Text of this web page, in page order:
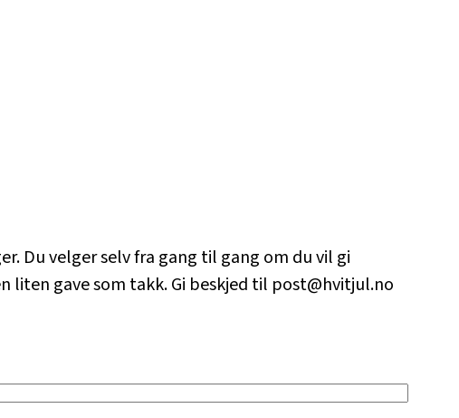
Du velger selv fra gang til gang om du vil gi
liten gave som takk. Gi beskjed til post@hvitjul.no